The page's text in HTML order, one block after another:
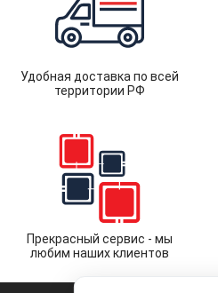
Удобная доставка по всей
территории РФ
Прекрасный сервис - мы
любим наших клиентов